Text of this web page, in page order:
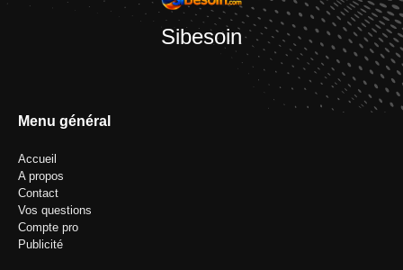
Sibesoin
Menu général
Accueil
A propos
Contact
Vos questions
Compte pro
Publicité